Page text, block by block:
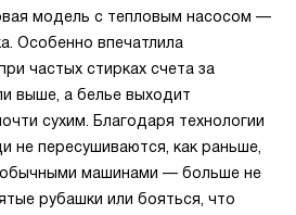
модель с тепловым насосом —
Особенно впечатлила
частых стирках счета за
выше, а белье выходит
сухим. Благодаря технологии
не пересушиваются, как раньше,
обычными машинами — больше не
рубашки или бояться, что